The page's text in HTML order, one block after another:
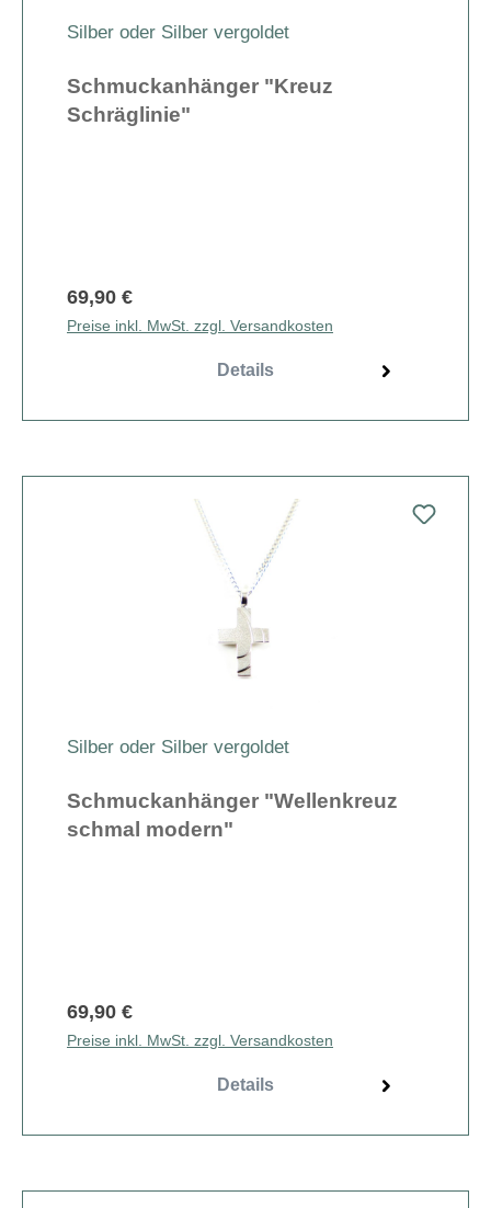
Silber oder Silber vergoldet
Schmuckanhänger "Kreuz
Schräglinie"
69,90 €
Preise inkl. MwSt. zzgl. Versandkosten
Details
Silber oder Silber vergoldet
Schmuckanhänger "Wellenkreuz
schmal modern"
69,90 €
Preise inkl. MwSt. zzgl. Versandkosten
Details